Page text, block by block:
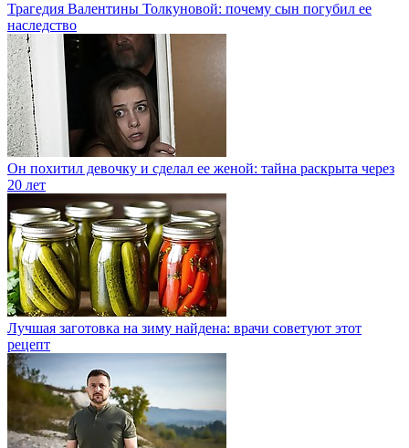
Трагедия Валентины Толкуновой: почему сын погубил ее
наследство
Он похитил девочку и сделал ее женой: тайна раскрыта через
20 лет
Лучшая заготовка на зиму найдена: врачи советуют этот
рецепт